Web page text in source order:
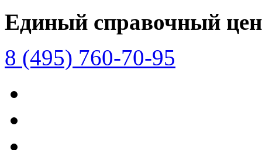
Единый справочный
8 (495) 760-70-95